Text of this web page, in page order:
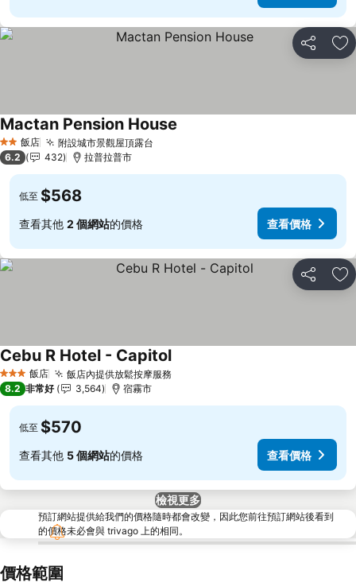
分享 加
2 星級飯店 附設城市景觀屋頂露台
Mactan Pension House
6.2 432 拉普拉普市
低至 $568
查看其他 2 個網站的價格 查看價格
分享 加
3 星級 飯店 飯店內提供放鬆按摩服務
Cebu R Hotel - Capitol查看價格
8.2 非常好 3,564 宿霧市
低至 $570
查看其他 5 個網站的價格 查看價格
檢視更多
預訂網站提供給我們的價格隨時都會改變，因此您前往預訂網站後看到
的價格未必會與 trivago 上的相同。
價格範圍